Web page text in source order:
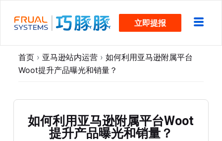
过
立即提报
首页 › 亚马逊站内运营 › 如何利用亚马逊附属平台
Woot提升产品曝光和销量？
如何利用亚马逊附属平台Woot
提升产品曝光和销量？